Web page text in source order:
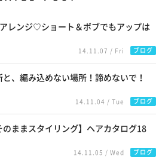
アレンジ♡ショート＆ボブでもアップは
14.11.07 / Fri ブログ
、編み込めない場所！諦めないで！
14.11.04 / Tue ブログ
のままスタイリング】ヘアカタログ18
14.11.05 / Wed ブログ